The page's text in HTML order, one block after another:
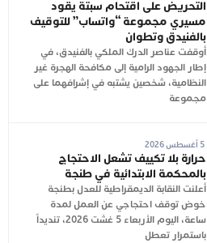
التحريض على اقتحام سبتة يقود
مسيري مجموعة “واتساب” للتوقيف
بالفنيدق وتطوان
أوقفت عناصر الدرك الملكي بالفنيدق، في
إطار الجهود الرامية إلى مكافحة الهجرة غير
النظامية، شخصين يشتبه في إشرافهما على
مجموعة
5 أغسطس 2026
حرارة بلا تكييف تشعل الاحتجاج
بالمحكمة الابتدائية في طنجة
أعلنت النقابة الديمقراطية للعدل بطنجة
خوض توقف احتجاجي عن العمل لمدة
ساعة، اليوم الأربعاء 5 غشت 2026، تنديداً
باستمرار تعطل